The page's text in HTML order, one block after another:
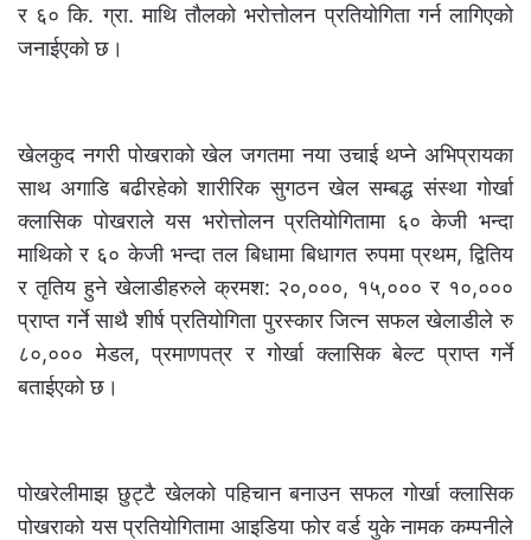
र ६० कि. ग्रा. माथि तौलको भरोत्तोलन प्रतियोगिता गर्न लागिएको
जनाईएको छ।
खेलकुद नगरी पोखराको खेल जगतमा नया उचाई थप्ने अभिप्रायका
साथ अगाडि बढीरहेको शारीरिक सुगठन खेल सम्बद्ध संस्था गोर्खा
क्लासिक पोखराले यस भरोत्तोलन प्रतियोगितामा ६० केजी भन्दा
माथिको र ६० केजी भन्दा तल बिधामा बिधागत रुपमा प्रथम, द्वितिय
र तृतिय हुने खेलाडीहरुले क्रमश: २०,०००, १५,००० र १०,०००
प्राप्त गर्ने साथै शीर्ष प्रतियोगिता पुरस्कार जित्न सफल खेलाडीले रु
८०,००० मेडल, प्रमाणपत्र र गोर्खा क्लासिक बेल्ट प्राप्त गर्ने
बताईएको छ।
पोखरेलीमाझ छुट्टै खेलको पहिचान बनाउन सफल गोर्खा क्लासिक
पोखराको यस प्रतियोगितामा आइडिया फोर वर्ड युके नामक कम्पनीले